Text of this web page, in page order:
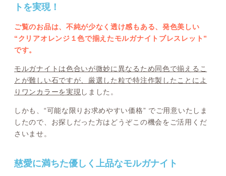
トを実現！
ご覧のお品は、不純が少なく透け感もある、発色美しい
“クリアオレンジ１色で揃えたモルガナイトブレスレット”
です。
モルガナイトは色合いが微妙に異なるため同色で揃えるこ
とが難しい石ですが、厳選した粒で特注作製したことによ
りワンカラーを実現 しました。
しかも、“可能な限りお求めやすい価格” でご用意いたしま
したので、お探しだった方はどうぞこの機会をご活用くだ
さいませ。
慈愛に満ちた優しく上品なモルガナイト